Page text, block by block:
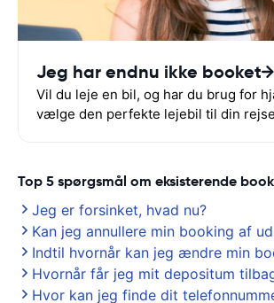
Jeg har endnu ikke booket
Vil du leje en bil, og har du brug for
vælge den perfekte lejebil til din
Top 5 spørgsmål om eksisterende
Jeg er forsinket, hvad nu?
Kan jeg annullere min booking af
Indtil hvornår kan jeg ændre min
Hvornår får jeg mit depositum
Hvor kan jeg finde dit